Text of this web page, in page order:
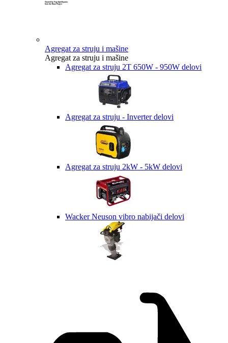
Created by Yogi Aprelliyanto
from the Noun Project
Agregat za struju i mašine
Agregat za struju i mašine
Agregat za struju 2T 650W - 950W delovi
Agregat za struju - Inverter delovi
Agregat za struju 2kW - 5kW delovi
Wacker Neuson vibro nabijači delovi